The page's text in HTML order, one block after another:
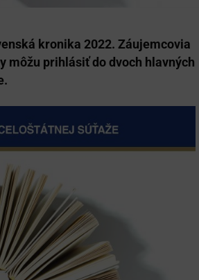
kronika 2022. Záujemcovia
prihlásiť do dvoch hlavných